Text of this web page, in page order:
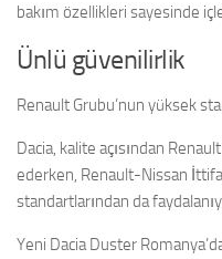
bakım özellikleri sayesinde
Ünlü güvenilirlik
Renault Grubu’nun yüksek
Dacia, kalite açısından
ederken, Renault-Nissan
standartlarından da
Yeni Dacia Duster